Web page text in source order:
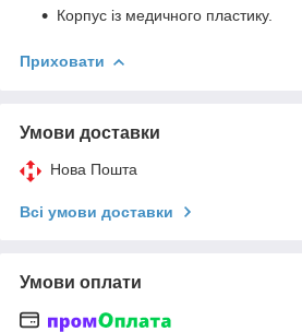
Корпус із медичного пластику.
Приховати
Умови доставки
Нова Пошта
Всі умови доставки
Умови оплати